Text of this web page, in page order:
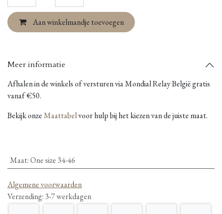
Aan winkelmandje toevoegen
Meer informatie
Afhalen in de winkels of versturen via Mondial Relay België gratis
vanaf €50.
Bekijk onzeMaattabelvoor hulp bij het kiezen van de juiste maat.
Maat:One size 34-46
Algemene voorwaarden
Verzending: 3-7 werkdagen